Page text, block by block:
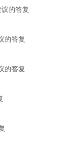
的答复
的答复
的答复